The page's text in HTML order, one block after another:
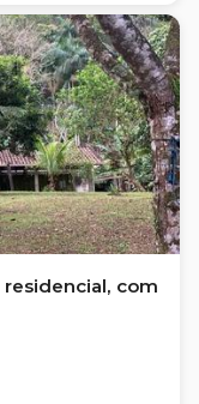
residencial, com